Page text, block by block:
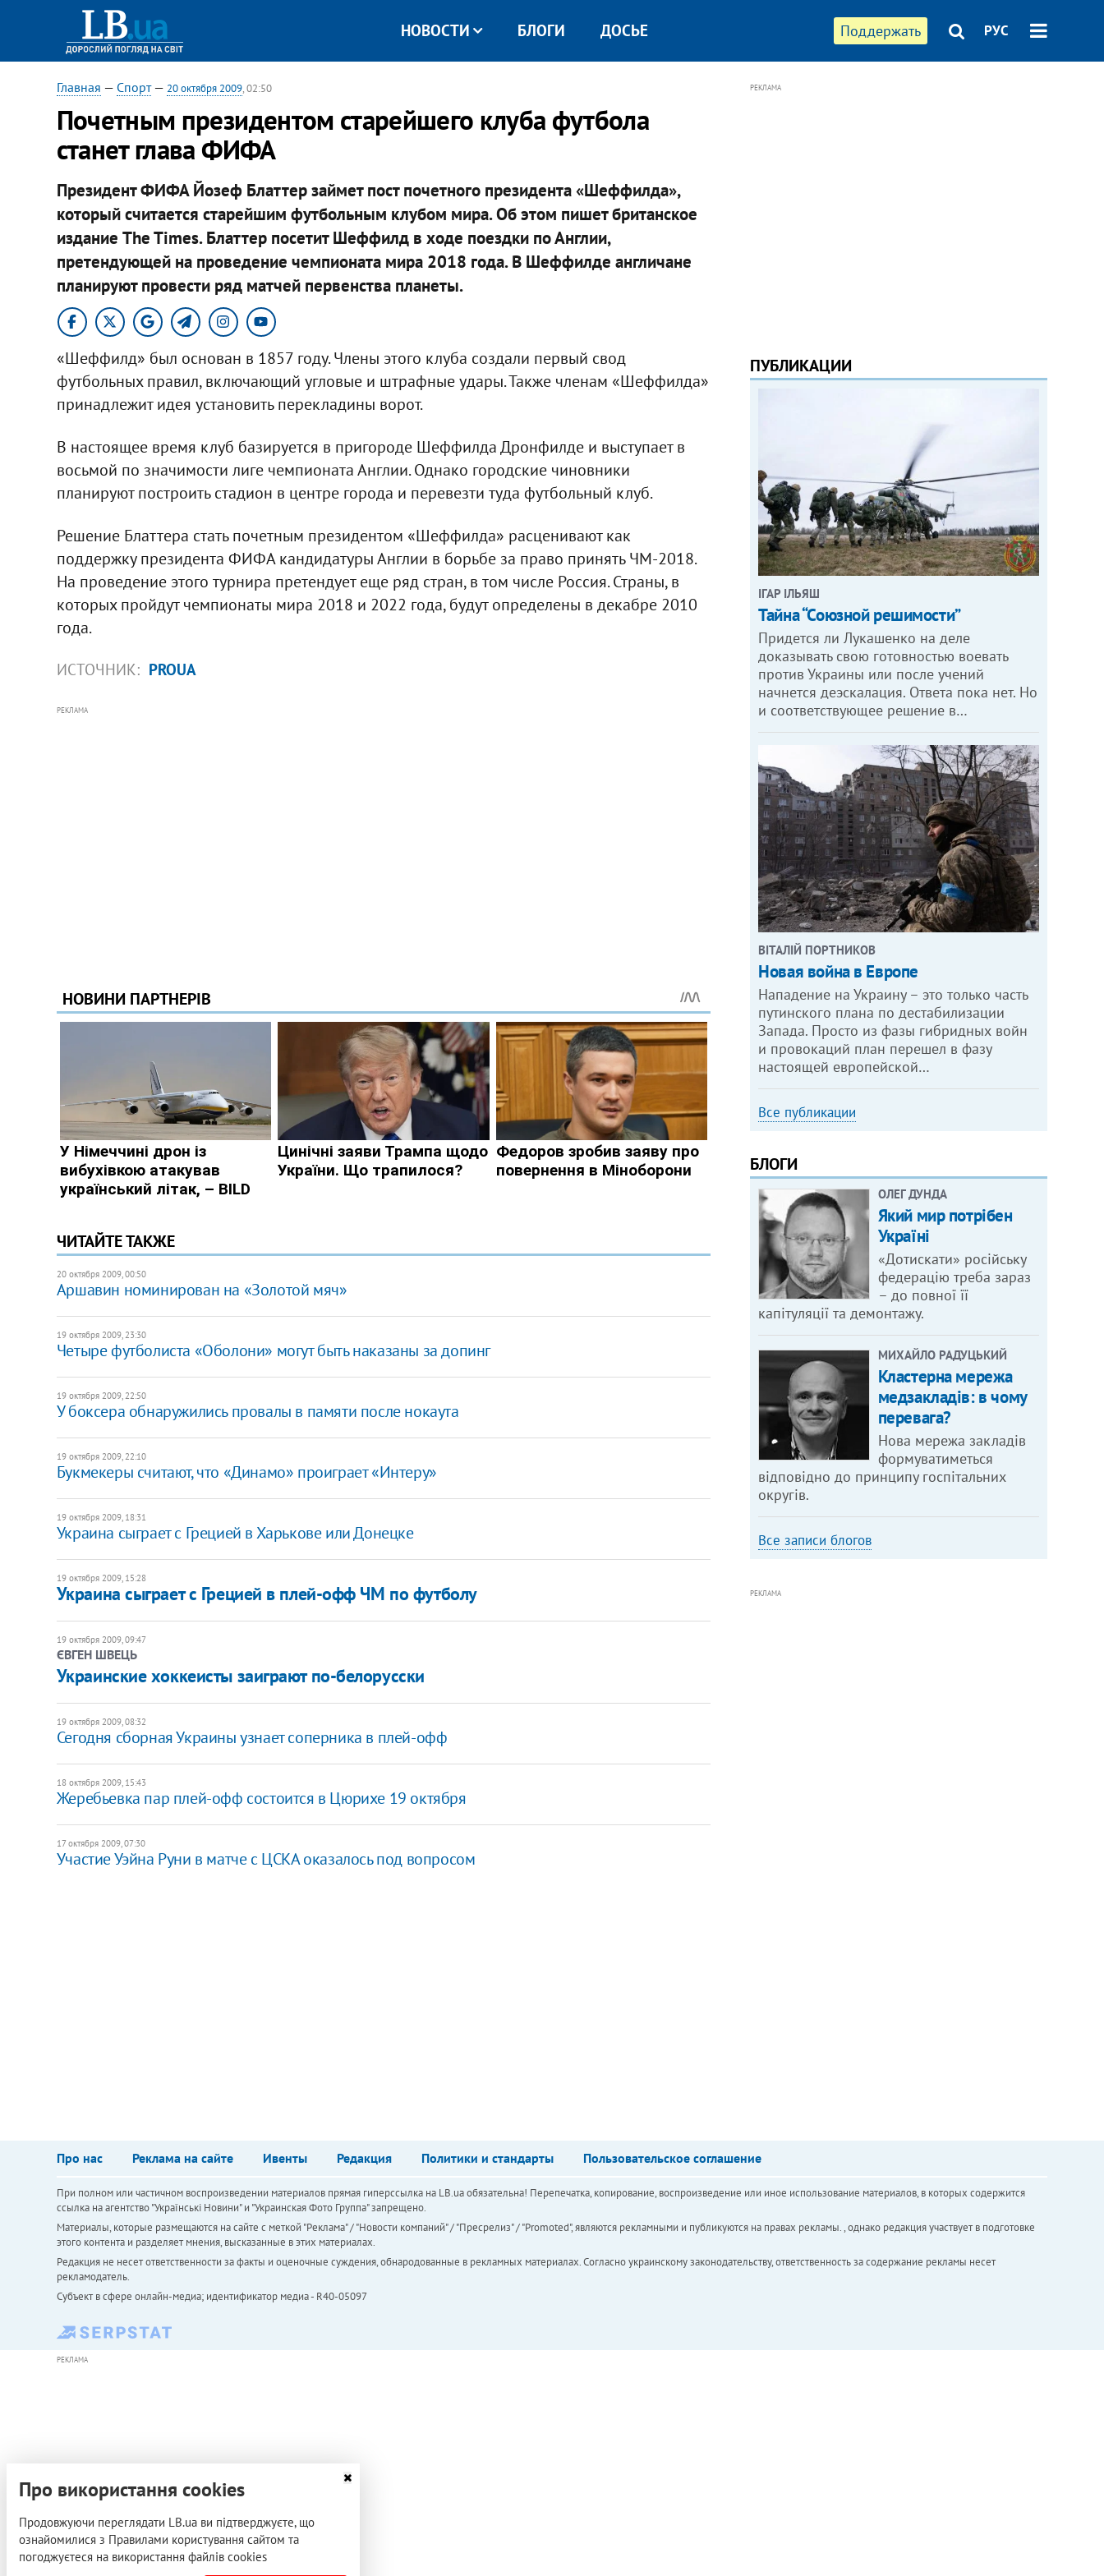
Поддержать РУС
НОВОСТИ БЛОГИ ДОСЬЕ
Главная — Спорт— 20 октября 2009, 02:50
Почетным президентом старейшего клуба футбола
станет глава ФИФА
Президент ФИФА Йозеф Блаттер займет пост почетного президента «Шеффилда»,
который считается старейшим футбольным клубом мира. Об этом пишет британское
издание The Times. Блаттер посетит Шеффилд в ходе поездки по Англии,
претендующей на проведение чемпионата мира 2018 года. В Шеффилде англичане
планируют провести ряд матчей первенства планеты.
«Шеффилд» был основан в 1857 году. Члены этого клуба создали первый свод
футбольных правил, включающий угловые и штрафные удары. Также членам «Шеффилда»
принадлежит идея установить перекладины ворот.
В настоящее время клуб базируется в пригороде Шеффилда Дронфилде и выступает в
восьмой по значимости лиге чемпионата Англии. Однако городские чиновники
планируют построить стадион в центре города и перевезти туда футбольный клуб.
Решение Блаттера стать почетным президентом «Шеффилда» расценивают как
поддержку президента ФИФА кандидатуры Англии в борьбе за право принять ЧМ-2018.
На проведение этого турнира претендует еще ряд стран, в том числе Россия. Страны, в
которых пройдут чемпионаты мира 2018 и 2022 года, будут определены в декабре 2010
года.
ИСТОЧНИК: PROUA
РЕКЛАМА
ЧИТАЙТЕ ТАКЖЕ
20 октября 2009, 00:50
Аршавин номинирован на «Золотой мяч»
19 октября 2009, 23:30
Четыре футболиста «Оболони» могут быть наказаны за допинг
19 октября 2009, 22:50
У боксера обнаружились провалы в памяти после нокаута
19 октября 2009, 22:10
Букмекеры считают, что «Динамо» проиграет «Интеру»
19 октября 2009, 18:31
Украина сыграет с Грецией в Харькове или Донецке
19 октября 2009, 15:28
Украина сыграет с Грецией в плей-офф ЧМ по футболу
19 октября 2009, 09:47
ЄВГЕН ШВЕЦЬ
Украинские хоккеисты заиграют по-белорусски
19 октября 2009, 08:32
Сегодня сборная Украины узнает соперника в плей-офф
18 октября 2009, 15:43
Жеребьевка пар плей-офф состоится в Цюрихе 19 октября
17 октября 2009, 07:30
Участие Уэйна Руни в матче с ЦСКА оказалось под вопросом
РЕКЛАМА
ПУБЛИКАЦИИ
ІГАР ІЛЬЯШ
Тайна “Союзной решимости”
Придется ли Лукашенко на деле
доказывать свою готовностью воевать
против Украины или после учений
начнется деэскалация. Ответа пока нет. Но
и соответствующее решение в…
ВІТАЛІЙ ПОРТНИКОВ
Новая война в Европе
Нападение на Украину – это только часть
путинского плана по дестабилизации
Запада. Просто из фазы гибридных войн
и провокаций план перешел в фазу
настоящей европейской…
Все публикации
БЛОГИ
ОЛЕГ ДУНДА
Який мир потрібен
Україні
«Дотискати» російську
федерацію треба зараз
– до повної її
капітуляції та демонтажу.
МИХАЙЛО РАДУЦЬКИЙ
Кластерна мережа
медзакладів: в чому
перевага?
Нова мережа закладів
формуватиметься
відповідно до принципу госпітальних
округів.
Все записи блогов
РЕКЛАМА
Про нас Реклама на сайте Ивенты Редакция Политики и стандарты Пользовательское соглашение
При полном или частичном воспроизведении материалов прямая гиперссылка на LB.ua обязательна! Перепечатка, копирование, воспроизведение или иное использование материалов, в которых содержится
ссылка на агентство "Українськi Новини" и "Украинская Фото Группа" запрещено.
Материалы, которые размещаются на сайте с меткой "Реклама" / "Новости компаний" / "Пресрелиз" / "Promoted", являются рекламными и публикуются на правах рекламы. , однако редакция участвует в подготовке
этого контента и разделяет мнения, высказанные в этих материалах.
Редакция не несет ответственности за факты и оценочные суждения, обнародованные в рекламных материалах. Согласно украинскому законодательству, ответственность за содержание рекламы несет
рекламодатель.
Субъект в сфере онлайн-медиа; идентификатор медиа - R40-05097
РЕКЛАМА
Про використання cookies
Продовжуючи переглядати LB.ua ви підтверджуєте, що
ознайомилися з Правилами користування сайтом та
погоджуєтеся на використання файлів cookies